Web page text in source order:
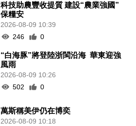
科技助農豐收提質 建設“農業強國”
保糧安
2026-08-09 10:39
246
0
“白海豚”將登陸浙閩沿海 華東迎強
風雨
2026-08-09 10:26
502
0
萬斯稱美伊仍在博奕
2026-08-09 10:18